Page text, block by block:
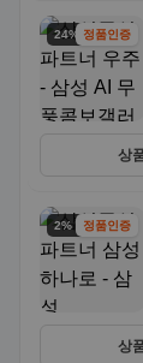
24% 할인정품인증
상
2% 할인정품인증
상